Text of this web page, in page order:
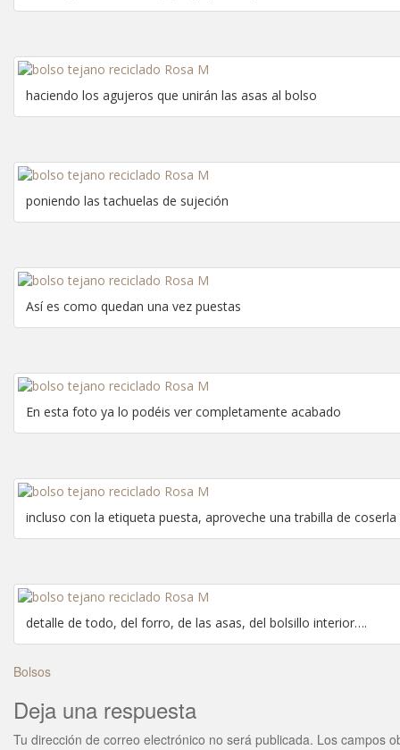
haciendo los agujeros que unirán las asas al bolso
poniendo las tachuelas de sujeción
Así es como quedan una vez puestas
En esta foto ya lo podéis ver completamente acabado
incluso con la etiqueta puesta, aproveche una trabilla de coserla
detalle de todo, del forro, de las asas, del bolsillo interior….
Bolsos
Deja una respuesta
Tu dirección de correo electrónico no será publicada. Los campos